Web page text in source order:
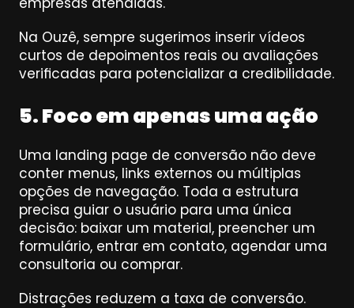
Na Ouzê, sempre sugerimos inserir vídeos
curtos de depoimentos reais ou avaliações
verificadas para potencializar a credibilidade.
5. Foco em apenas uma ação
Uma landing page de conversão não deve
conter menus, links externos ou múltiplas
opções de navegação. Toda a estrutura
precisa guiar o usuário para uma única
decisão: baixar um material, preencher um
formulário, entrar em contato, agendar uma
consultoria ou comprar.
Distrações reduzem a taxa de conversão.